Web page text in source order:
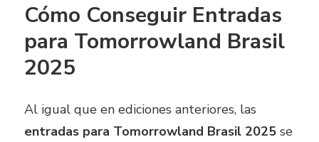
Cómo Conseguir Entradas
para Tomorrowland Brasil
2025
Al igual que en ediciones anteriores, las
entradas para Tomorrowland Brasil 2025 se